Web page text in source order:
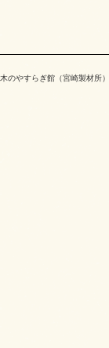
木のやすらぎ館（宮崎製材所）